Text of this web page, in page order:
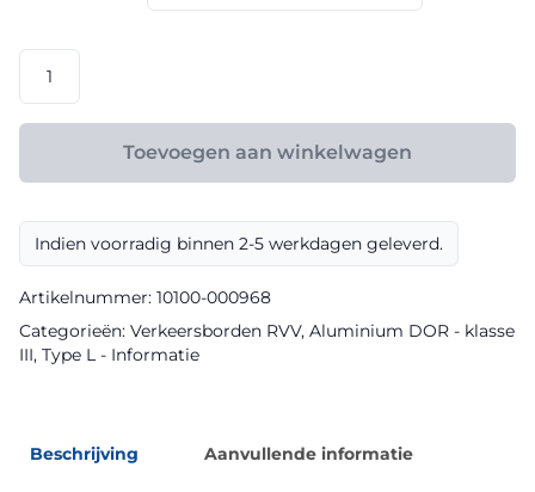
€ 148,80
L305e
III
aantal
Toevoegen aan winkelwagen
Indien voorradig binnen 2-5 werkdagen geleverd.
Artikelnummer: 10100-000968
Categorieën: Verkeersborden RVV, Aluminium DOR - klasse
III, Type L - Informatie
Beschrijving Aanvullende informatie